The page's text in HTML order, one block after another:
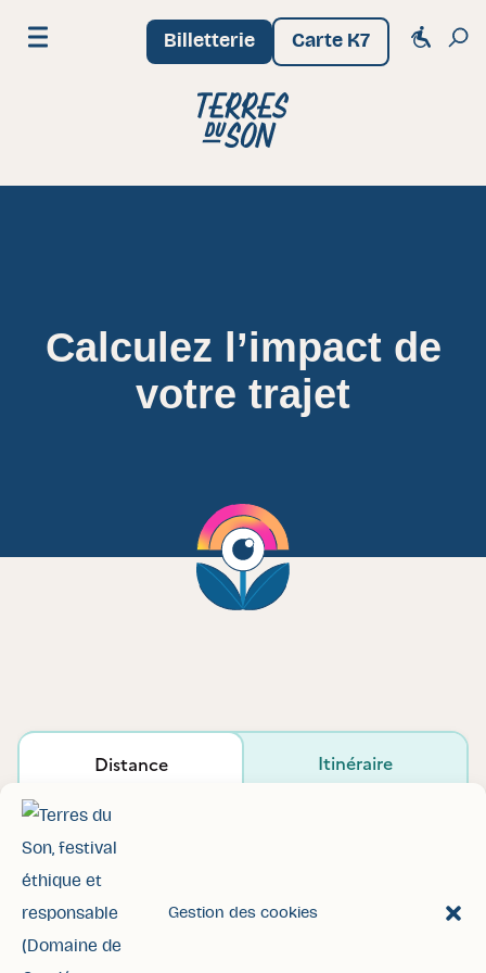
Gestion des cookies
Festival Terres du Son
Menu
Billetterie Carte K7
Calculez l’impact de
votre trajet
Accueil